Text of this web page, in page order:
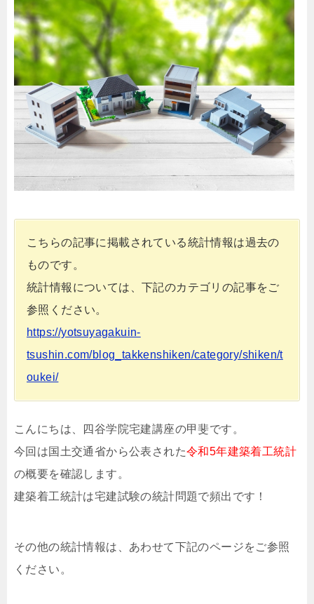
こちらの記事に掲載されている統計情報は過去の
ものです。
統計情報については、下記のカテゴリの記事をご
参照ください。
https://yotsuyagakuin-
tsushin.com/blog_takkenshiken/category/shiken/t
oukei/
こんにちは、四谷学院宅建講座の甲斐です。
今回は国土交通省から公表された令和5年建築着工統計
の概要を確認します。
建築着工統計は宅建試験の統計問題で頻出です！
その他の統計情報は、あわせて下記のページをご参照
ください。